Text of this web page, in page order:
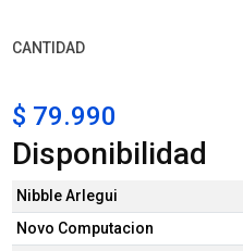
CANTIDAD
$ 79.990
Disponibilidad
Nibble Arlegui
Novo Computacion